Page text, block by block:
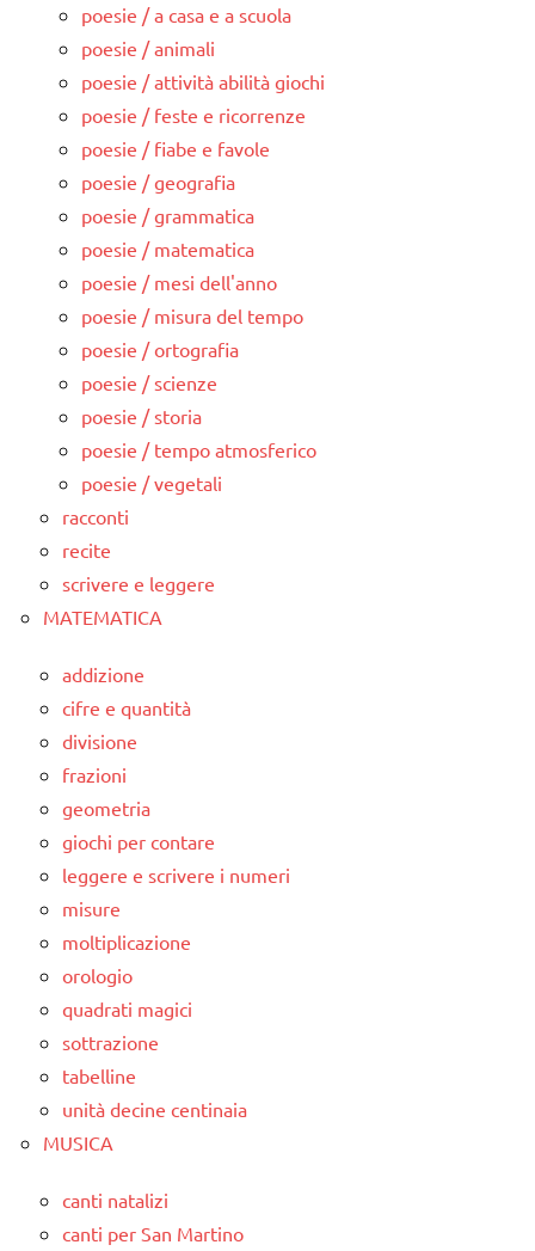
poesie / a casa e a scuola
poesie / animali
poesie / attività abilità giochi
poesie / feste e ricorrenze
poesie / fiabe e favole
poesie / geografia
poesie / grammatica
poesie / matematica
poesie / mesi dell'anno
poesie / misura del tempo
poesie / ortografia
poesie / scienze
poesie / storia
poesie / tempo atmosferico
poesie / vegetali
racconti
recite
scrivere e leggere
MATEMATICA
addizione
cifre e quantità
divisione
frazioni
geometria
giochi per contare
leggere e scrivere i numeri
misure
moltiplicazione
orologio
quadrati magici
sottrazione
tabelline
unità decine centinaia
MUSICA
canti natalizi
canti per San Martino